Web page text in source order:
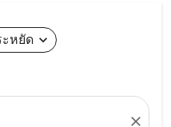
ะหยัด expand_more
close